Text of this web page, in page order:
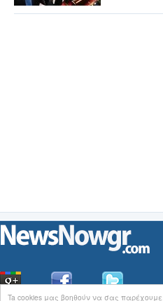
Ta cookies μας βοηθούν να σας παρέχουμε